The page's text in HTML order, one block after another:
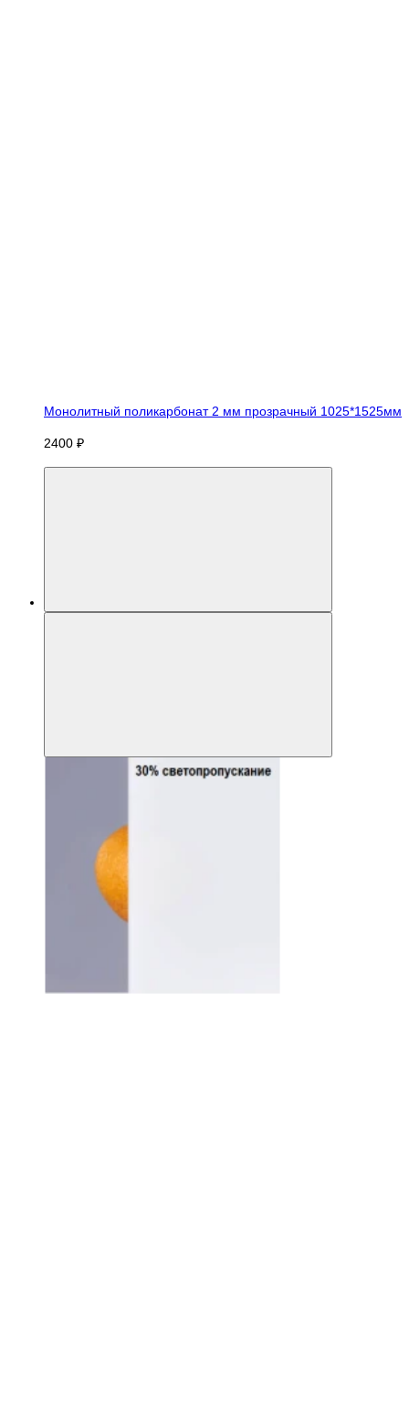
Монолитный поликарбонат 2 мм прозрачный 1025*1525мм
2400 ₽